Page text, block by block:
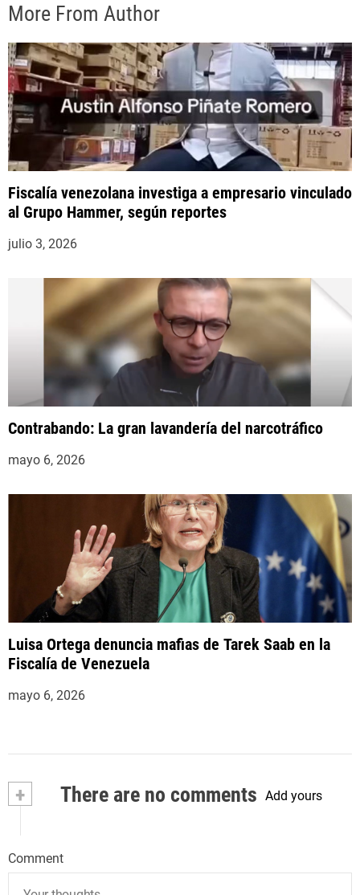
More From Author
Fiscalía venezolana investiga a empresario vinculado
al Grupo Hammer, según reportes
julio 3, 2026
Contrabando: La gran lavandería del narcotráfico
mayo 6, 2026
Luisa Ortega denuncia mafias de Tarek Saab en la
Fiscalía de Venezuela
mayo 6, 2026
+ There are no comments Add yours
Comment